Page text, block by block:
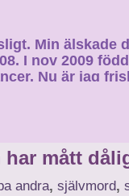
Min älskade
I nov 2009
Nu är jag
har mått
andra, självmord,